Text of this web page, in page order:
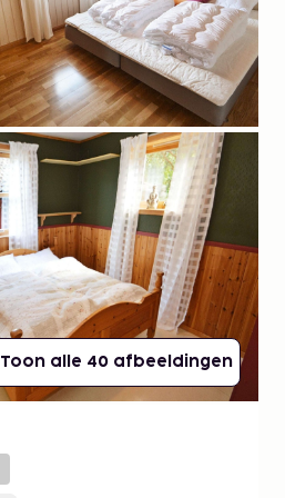
Toon alle 40 afbeeldingen